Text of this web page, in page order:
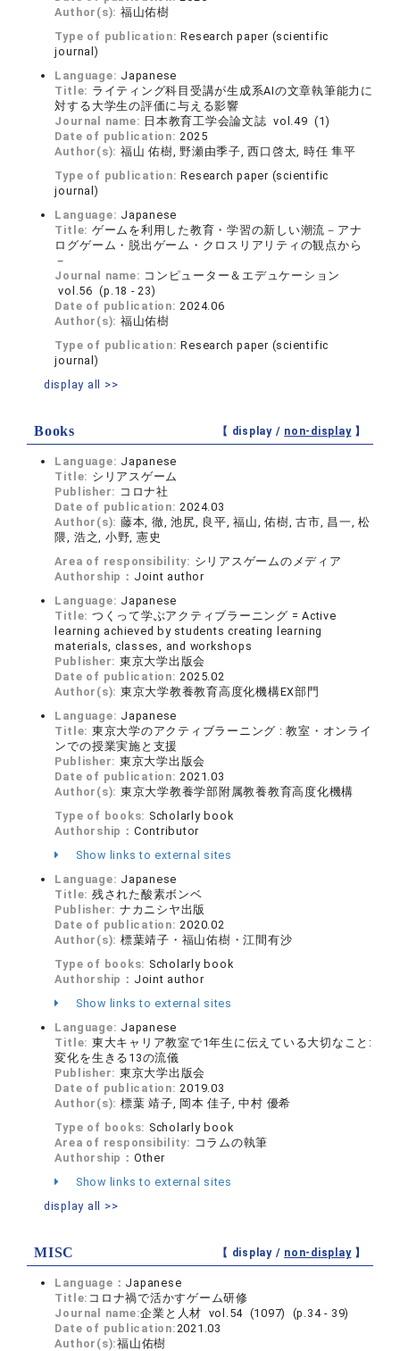
Author(s): 福山佑樹
Type of publication:Research paper (scientific
journal)
Language: Japanese
Title: ライティング科目受講が生成系AIの文章執筆能力に
対する大学生の評価に与える影響
Journal name: 日本教育工学会論文誌 vol.49 (1)
Date of publication: 2025
Author(s): 福山 佑樹, 野瀬由季子, 西口啓太, 時任 隼平
Type of publication:Research paper (scientific
journal)
Language: Japanese
Title: ゲームを利用した教育・学習の新しい潮流－アナ
ログゲーム・脱出ゲーム・クロスリアリティの観点から
－
Journal name: コンピューター＆エデュケーション
vol.56 (p.18 - 23)
Date of publication: 2024.06
Author(s): 福山佑樹
Type of publication:Research paper (scientific
journal)
display all >>
Books 【 display / non-display】
Language: Japanese
Title: シリアスゲーム
Publisher: コロナ社
Date of publication: 2024.03
Author(s): 藤本, 徹, 池尻, 良平, 福山, 佑樹, 古市, 昌一, 松
隈, 浩之, 小野, 憲史
Area of responsibility: シリアスゲームのメディア
Authorship： Joint author
Language: Japanese
Title: つくって学ぶアクティブラーニング = Active
learning achieved by students creating learning
materials, classes, and workshops
Publisher: 東京大学出版会
Date of publication: 2025.02
Author(s): 東京大学教養教育高度化機構EX部門
Language: Japanese
Title: 東京大学のアクティブラーニング : 教室・オンライ
ンでの授業実施と支援
Publisher: 東京大学出版会
Date of publication: 2021.03
Author(s): 東京大学教養学部附属教養教育高度化機構
Type of books: Scholarly book
Authorship： Contributor
Show links to external sites
Language: Japanese
Title: 残された酸素ボンベ
Publisher: ナカニシヤ出版
Date of publication: 2020.02
Author(s): 標葉靖子・福山佑樹・江間有沙
Type of books: Scholarly book
Authorship： Joint author
Show links to external sites
Language: Japanese
Title: 東大キャリア教室で1年生に伝えている大切なこと:
変化を生きる13の流儀
Publisher: 東京大学出版会
Date of publication: 2019.03
Author(s): 標葉 靖子, 岡本 佳子, 中村 優希
Type of books: Scholarly book
Area of responsibility: コラムの執筆
Authorship： Other
Show links to external sites
display all >>
MISC 【 display / non-display】
Language： Japanese
Title: コロナ禍で活かすゲーム研修
Journal name:企業と人材 vol.54 (1097) (p.34 - 39)
Date of publication: 2021.03
Author(s):福山佑樹